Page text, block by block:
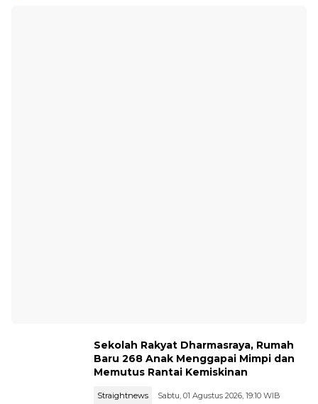
Sekolah Rakyat Dharmasraya, Rumah
Baru 268 Anak Menggapai Mimpi dan
Memutus Rantai Kemiskinan
Straightnews Sabtu, 01 Agustus 2026, 19:10 WIB